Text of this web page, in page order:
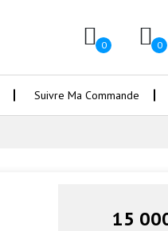
0 0
Suivre Ma Commande
15